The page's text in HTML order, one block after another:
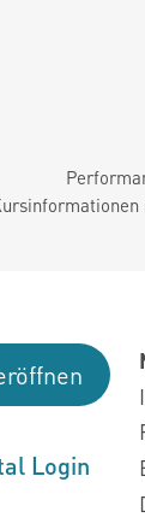
Login